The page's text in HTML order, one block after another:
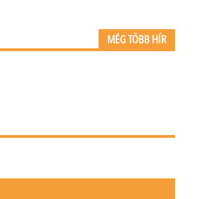
MÉG TÖBB HÍR